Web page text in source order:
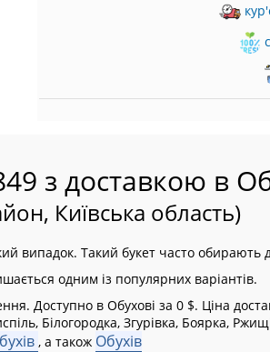
з доставкою в
Київська область)
випадок. Такий букет часто обирають
одним із популярних варіантів.
Доступно в Обухові за 0 $. Ціна
Білогородка, Згурівка, Боярка,
, а також Обухів